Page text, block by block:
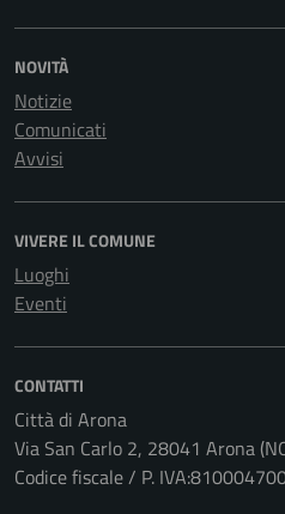
NOVITÀ
Notizie
Comunicati
Avvisi
VIVERE IL COMUNE
Luoghi
Eventi
CONTATTI
Città di Arona
Via San Carlo 2, 28041 Arona
Codice fiscale / P.